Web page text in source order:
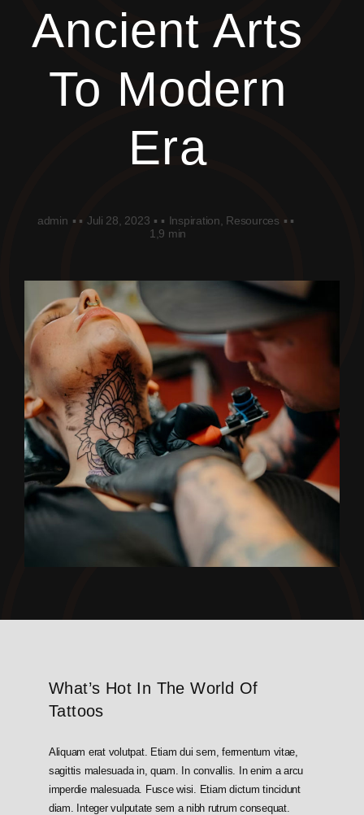
Ancient Arts
To Modern
Era
admin ▪ ▪ Juli 28, 2023 ▪ ▪ Inspiration Resources ▪ ▪
1,9 min
What’s Hot In The World Of
Tattoos
Aliquam erat volutpat. Etiam dui sem, fermentum vitae,
sagittis malesuada in, quam. In convallis. In enim a arcu
imperdie malesuada. Fusce wisi. Etiam dictum tincidunt
diam. Integer vulputate sem a nibh rutrum consequat.